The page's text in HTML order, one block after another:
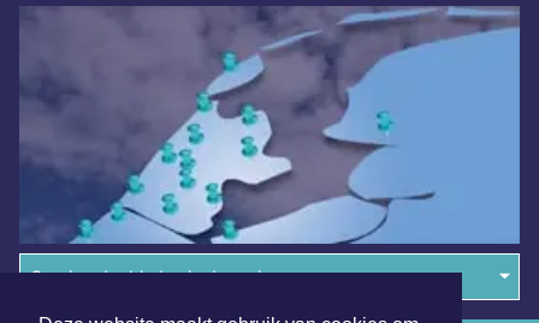
Overige dagbladen in de regio